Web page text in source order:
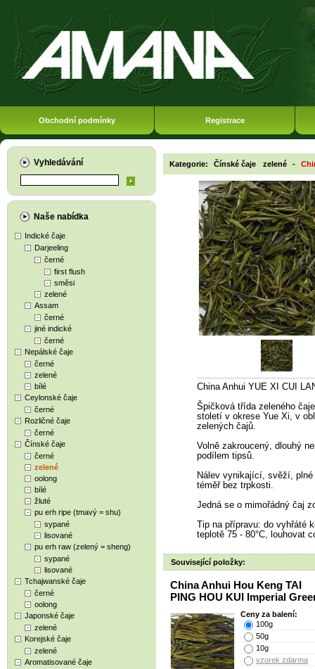
Obchodní podmínky Registrace
Vyhledávání
Naše nabídka
Indické čaje
Darjeeling
černé
first flush
směsi
zelené
Assam
černé
jiné indické
černé
Nepálské čaje
černé
zelené
bílé
Ceylonské čaje
černé
Rozličné čaje
černé
Čínské čaje
černé
zelené
oolong
bílé
žluté
pu erh ripe (tmavý = shu)
sypané
lisované
pu erh raw (zelený = sheng)
sypané
lisované
Tchajwanské čaje
černé
oolong
Japonské čaje
zelené
Korejské čaje
zelené
Aromatisované čaje
Kategorie: Čínské čaje zelené -
China Anhui YUE XI CUI
Špičková třída zeleného
století v okrese Yue Xi, v
zelených čajů.
Volně zakroucený, dlouhý
podílem tipsů.
Nálev vynikající, svěží,
téměř bez trpkosti.
Jedná se o mimořádný čaj
Tip na přípravu: do vyhřáté
teplotě 75 - 80°C, louhovat
Související položky:
China Anhui Hou Keng TAI
PING HOU KUI Imperial
Ceny za balení:
100g
50g
10g
vzorek zdarma